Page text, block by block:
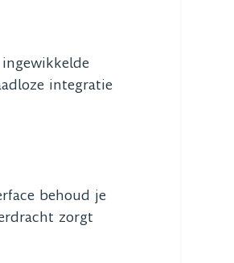
integratie
behoud je
zorgt